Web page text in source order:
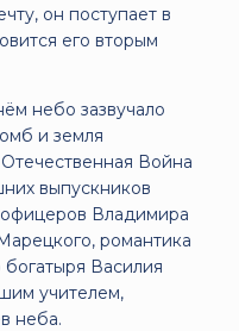
он поступает в
его вторым
небо зазвучало
и земля
Война
выпускников
Владимира
романтика
Василия
учителем,
неба.